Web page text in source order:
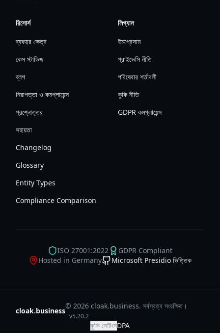
রিসোর্স
ব্যবহার ক্ষেত্র
কেস স্টাডিজ
ব্লগ
নিরাপত্তা ও কমপ্লায়েন্স
প্রশ্নোত্তর
সহায়তা
Changelog
Glossary
Entity Types
Compliance Comparison
লিগ্যাল
ইমপ্রেসাম
প্রাইভেসি নীতি
পরিষেবার শর্তাবলী
কুকি নীতি
GDPR কমপ্লায়েন্স
ISO 27001:2022
GDPR Compliant
Hosted in Germany
Microsoft Presidio ভিত্তিক
cloak.business
© 2026 cloak.business. সর্বস্বত্ব সংরক্ষিত।
v5.20.2
কুকি সেটিংসDPA